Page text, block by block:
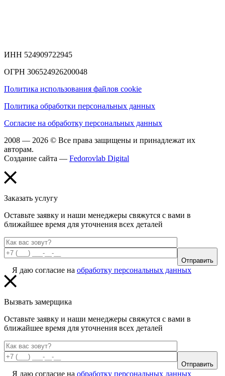
ИНН 524909722945
ОГРН 306524926200048
Политика использования файлов cookie
Политика обработки персональных данных
Согласие на обработку персональных данных
2008 — 2026 © Все права защищены и принадлежат их
авторам.
Создание сайта — Fedorovlab Digital
Заказать услугу
Оставьте заявку и наши менеджеры свяжутся с вами в
ближайшее время для уточнения всех деталей
Отправить
Я даю согласие на обработку персональных данных
Вызвать замерщика
Оставьте заявку и наши менеджеры свяжутся с вами в
ближайшее время для уточнения всех деталей
Отправить
Я даю согласие на обработку персональных данных